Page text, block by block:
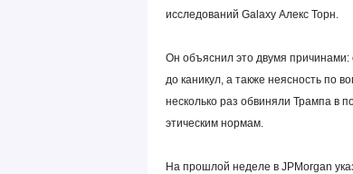
исследований Galaxy Алекс Торн.
Он объяснил это двумя
до каникул, а также неясность по
несколько раз обвиняли Трампа в
этическим нормам.
На прошлой неделе в JPMorgan